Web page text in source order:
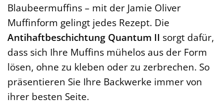
Blaubeermuffins – mit der Jamie Oliver
Muffinform gelingt jedes Rezept. Die
Antihaftbeschichtung Quantum II sorgt dafür,
dass sich Ihre Muffins mühelos aus der Form
lösen, ohne zu kleben oder zu zerbrechen. So
präsentieren Sie Ihre Backwerke immer von
ihrer besten Seite.